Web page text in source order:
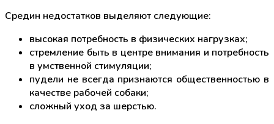
Средин недостатков выделяют следующие:
высокая потребность в физических нагрузках;
стремление быть в центре внимания и потребность
в умственной стимуляции;
пудели не всегда признаются общественностью в
качестве рабочей собаки;
сложный уход за шерстью.